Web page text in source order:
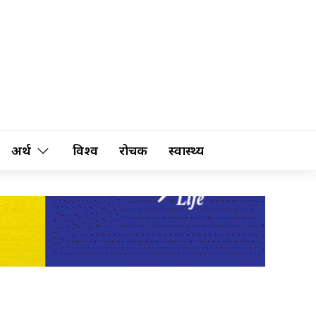
अर्थ विश्व रोचक स्वास्थ्य